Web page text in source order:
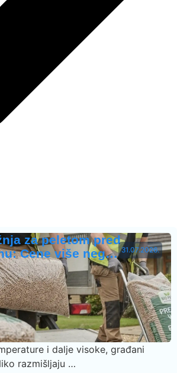
31.07.2026.
za peletom pred
Cene više neg…
i dalje visoke, građani
razmišljaju …